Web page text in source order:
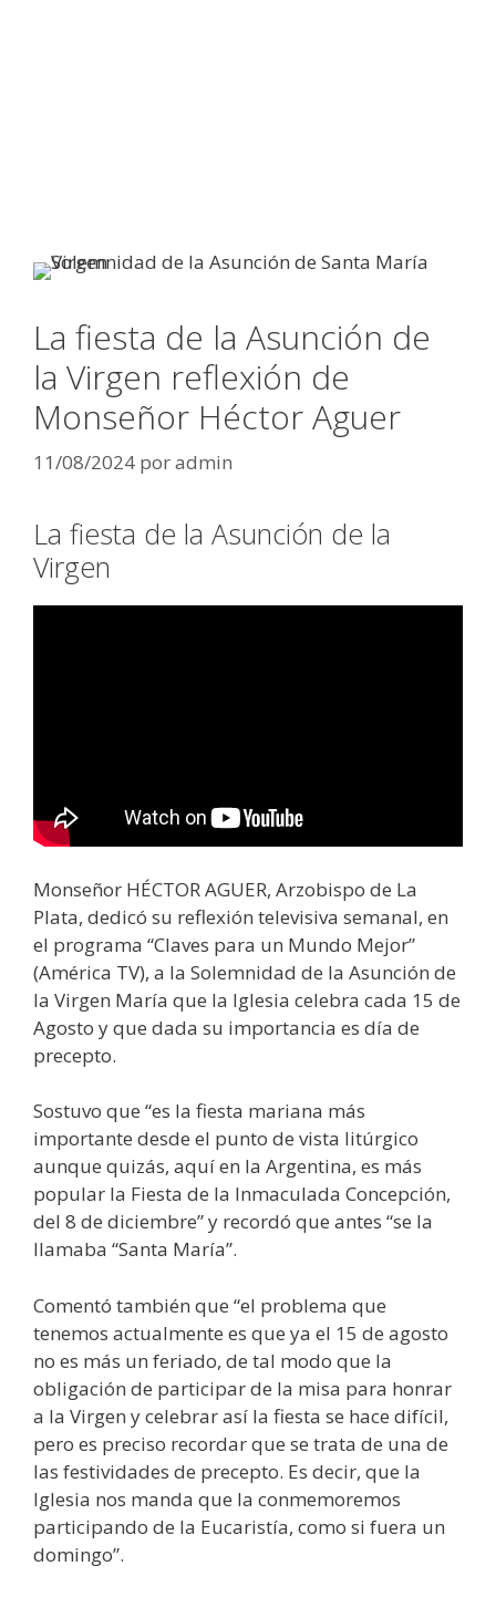
La fiesta de la Asunción de
la Virgen reflexión de
Monseñor Héctor Aguer
11/08/2024 poradmin
La fiesta de la Asunción de la
Virgen
Monseñor HÉCTOR AGUER, Arzobispo de La
Plata, dedicó su reflexión televisiva semanal, en
el programa “Claves para un Mundo Mejor”
(América TV), a la Solemnidad de la Asunción de
la Virgen María que la Iglesia celebra cada 15 de
Agosto y que dada su importancia es día de
precepto.
Sostuvo que “es la fiesta mariana más
importante desde el punto de vista litúrgico
aunque quizás, aquí en la Argentina, es más
popular la Fiesta de la Inmaculada Concepción,
del 8 de diciembre” y recordó que antes “se la
llamaba “Santa María”.
Comentó también que “el problema que
tenemos actualmente es que ya el 15 de agosto
no es más un feriado, de tal modo que la
obligación de participar de la misa para honrar
a la Virgen y celebrar así la fiesta se hace difícil,
pero es preciso recordar que se trata de una de
las festividades de precepto. Es decir, que la
Iglesia nos manda que la conmemoremos
participando de la Eucaristía, como si fuera un
domingo”.